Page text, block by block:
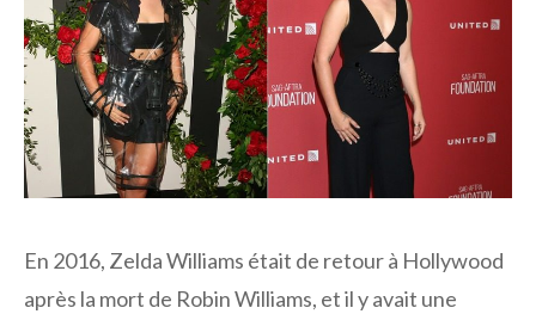
En 2016, Zelda Williams était de retour à Hollywood
après la mort de Robin Williams, et il y avait une